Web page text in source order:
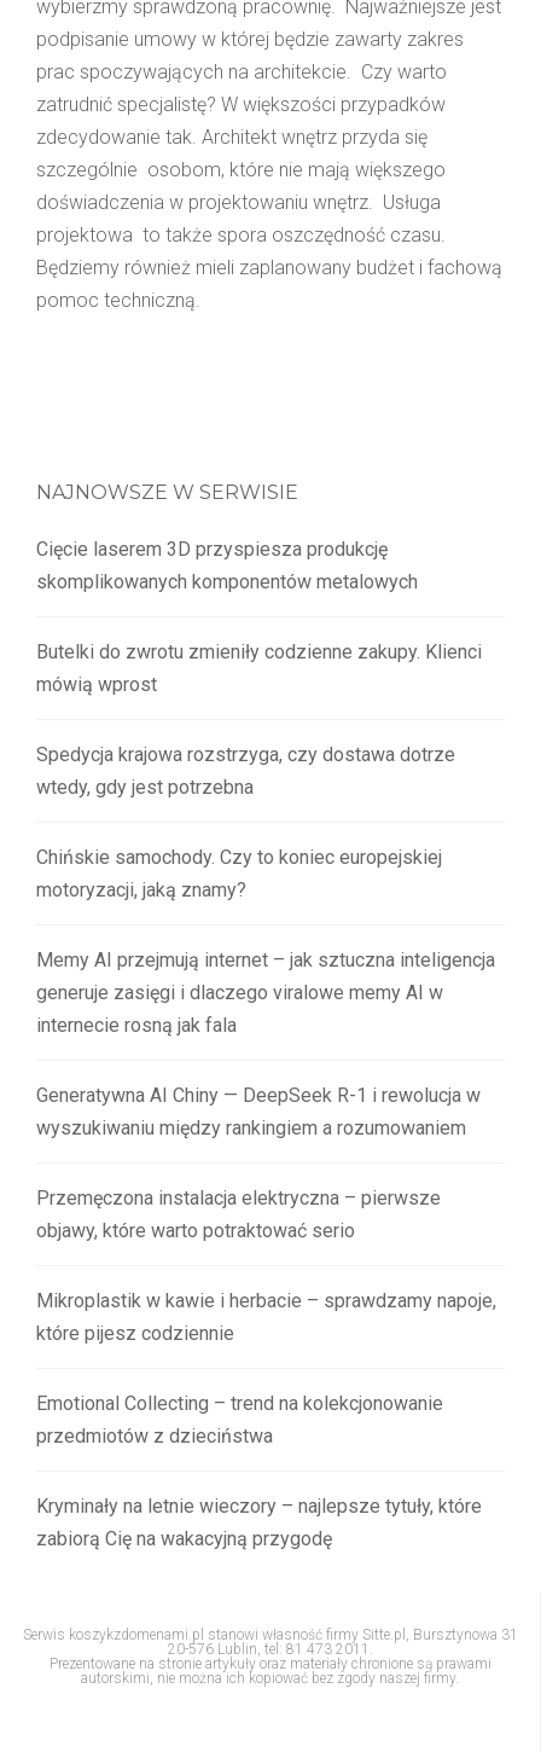
wybierzmy sprawdzoną pracownię. Najważniejsze jest
podpisanie umowy w której będzie zawarty zakres
prac spoczywających na architekcie. Czy warto
zatrudnić specjalistę? W większości przypadków
zdecydowanie tak. Architekt wnętrz przyda się
szczególnie osobom, które nie mają większego
doświadczenia w projektowaniu wnętrz. Usługa
projektowa to także spora oszczędność czasu.
Będziemy również mieli zaplanowany budżet i fachową
pomoc techniczną.
NAJNOWSZE W SERWISIE
Cięcie laserem 3D przyspiesza produkcję
skomplikowanych komponentów metalowych
Butelki do zwrotu zmieniły codzienne zakupy. Klienci
mówią wprost
Spedycja krajowa rozstrzyga, czy dostawa dotrze
wtedy, gdy jest potrzebna
Chińskie samochody. Czy to koniec europejskiej
motoryzacji, jaką znamy?
Memy AI przejmują internet – jak sztuczna inteligencja
generuje zasięgi i dlaczego viralowe memy AI w
internecie rosną jak fala
Generatywna AI Chiny — DeepSeek R-1 i rewolucja w
wyszukiwaniu między rankingiem a rozumowaniem
Przemęczona instalacja elektryczna – pierwsze
objawy, które warto potraktować serio
Mikroplastik w kawie i herbacie – sprawdzamy napoje,
które pijesz codziennie
Emotional Collecting – trend na kolekcjonowanie
przedmiotów z dzieciństwa
Kryminały na letnie wieczory – najlepsze tytuły, które
zabiorą Cię na wakacyjną przygodę
Serwis koszykzdomenami.pl stanowi własność firmy Sitte.pl, Bursztynowa 31
20-576 Lublin, tel: 81 473 2011.
Prezentowane na stronie artykuły oraz materiały chronione są prawami
autorskimi, nie można ich kopiować bez zgody naszej firmy.